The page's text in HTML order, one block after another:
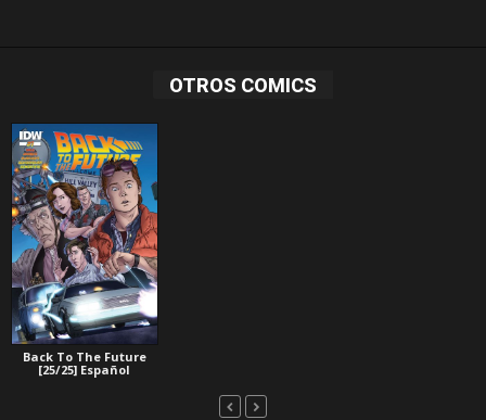
OTROS COMICS
Back To The Future
[25/25] Español